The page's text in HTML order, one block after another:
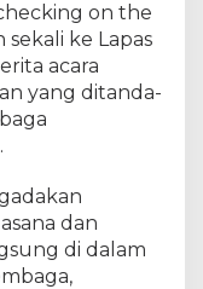
on the
ke Lapas
acara
yang ditanda-
dan
di dalam